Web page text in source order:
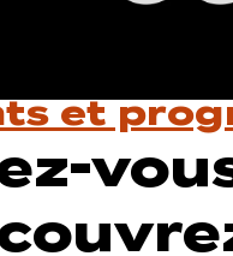
et